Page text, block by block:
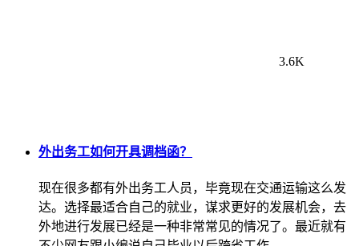
3.6K
外出务工如何开具调档函？
现在很多都有外出务工人员，毕竟现在交通运输这么发
达。选择最适合自己的就业，谋求更好的发展机会，去
外地进行发展已经是一种非常常见的情况了。最近就有